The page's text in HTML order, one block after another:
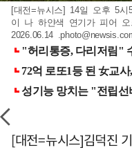
[대전=뉴시스] 14일 오후 5
이 나 하얀색 연기가 피어
2026.06.14
[대전=뉴시스]김덕진